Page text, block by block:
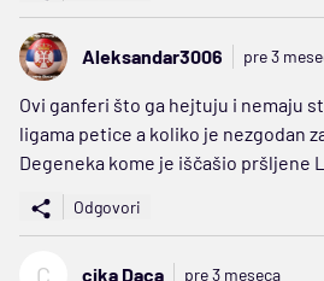
Aleksandar3006 pre 3
Ovi ganferi što ga hejtuju i nemaju
ligama petice a koliko je nezgodan
Degeneka kome je iščašio pršljene
Odgovori
C cika Daca pre 3 meseca